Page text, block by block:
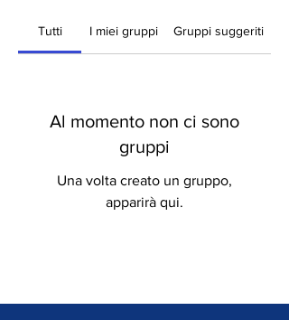
Tutti I miei gruppi Gruppi suggeriti
Al momento non ci sono
gruppi
Una volta creato un gruppo,
apparirà qui.